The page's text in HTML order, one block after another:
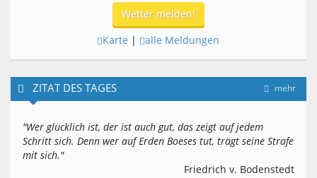
Wetter melden!
Karte | alle Meldungen
mehr
ZITAT DES TAGES
"Wer glücklich ist, der ist auch gut, das zeigt auf jedem
Schritt sich. Denn wer auf Erden Boeses tut, trägt seine Strafe
mit sich."
Friedrich v. Bodenstedt